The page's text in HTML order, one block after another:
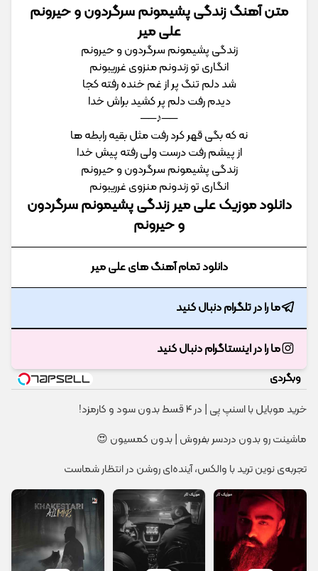
متن آهنگ زندگی پشیمونم سرگردون و حیرونم
علی میر
زندگی پشیمونم سرگردون و حیرونم
انگاری تو زندونم منزوی غرریبونم
شد دلم تنگ پر از غم خنده رفته کجا
دیدم رفت دلم پر کشید براش خدا
──♪──
نه که بگی قهر کرد رفت مثل بقیه رابطه ها
از پیشم رفت درست ولی رفته پیش خدا
زندگی پشیمونم سرگردون و حیرونم
انگاری تو زندونم منزوی غرریبونم
دانلود موزیک علی میر زندگی پشیمونم سرگردون
و حیرونم
دانلود تمام آهنگ های علی میر
ما را در تلگرام دنبال کنید
ما را در اینستاگرام دنبال کنید
وبگردی
خرید موبایل با اسنپ پی | در ۴ قسط بدون سود و کارمزد!
ماشینت رو بدون دردسر بفروش | بدون کمسیون 😍
تجربه‌ی نوین ترید با والکس، آینده‌ای روشن در انتظار شماست